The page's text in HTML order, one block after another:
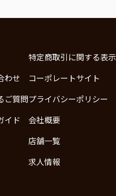
わせ
ご質問
イド
特定商取引に関する表示
コーポレートサイト
プライバシーポリシー
会社概要
店舗一覧
求人情報